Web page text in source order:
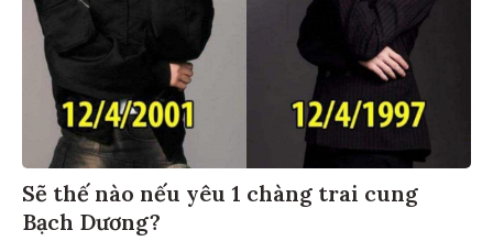
Sẽ thế nào nếu yêu 1 chàng trai cung
Bạch Dương?